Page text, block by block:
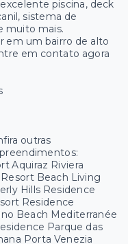
piscina, deck
sistema de
muito mais.
em um bairro de alto
em contato agora
outras
Aquiraz Riviera
Beach Living
Hills Residence
Residence
Beach Mediterranée
Parque das
Porta Venezia